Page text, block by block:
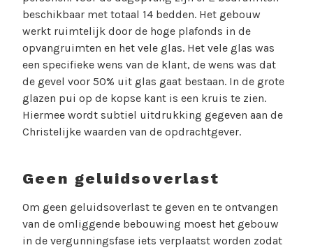
beschikbaar met totaal 14 bedden. Het gebouw
werkt ruimtelijk door de hoge plafonds in de
opvangruimten en het vele glas. Het vele glas was
een specifieke wens van de klant, de wens was dat
de gevel voor 50% uit glas gaat bestaan. In de grote
glazen pui op de kopse kant is een kruis te zien.
Hiermee wordt subtiel uitdrukking gegeven aan de
Christelijke waarden van de opdrachtgever.
Geen geluidsoverlast
Om geen geluidsoverlast te geven en te ontvangen
van de omliggende bebouwing moest het gebouw
in de vergunningsfase iets verplaatst worden zodat